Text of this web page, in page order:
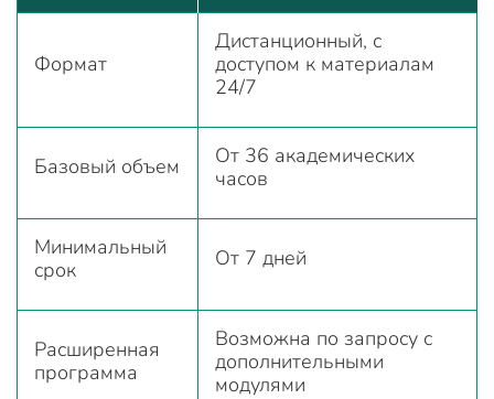
Формат
Дистанционный, с
доступом к материалам
24/7
Базовый объем
От 36 академических
часов
Минимальный
срок
От 7 дней
Расширенная
программа
Возможна по запросу с
дополнительными
модулями